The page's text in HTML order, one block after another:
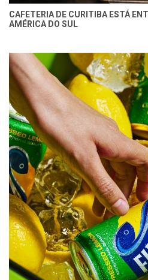
CAFETERIA DE CURITIBA ESTÁ
AMÉRICA DO SUL